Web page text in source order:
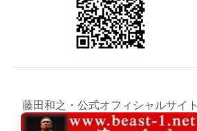
藤田和之・公式オフィシャルサイト